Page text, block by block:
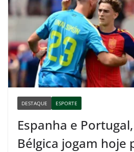
DESTAQUE ESPORTE
Espanha e
Bélgica jogam hoje